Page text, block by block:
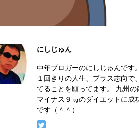
にしじゅん
中年ブロガーのにしじゅんです
１回きりの人生、プラス志向
てることを願ってます。 九州
マイナス９㎏のダイエットに成
です（＾＾）